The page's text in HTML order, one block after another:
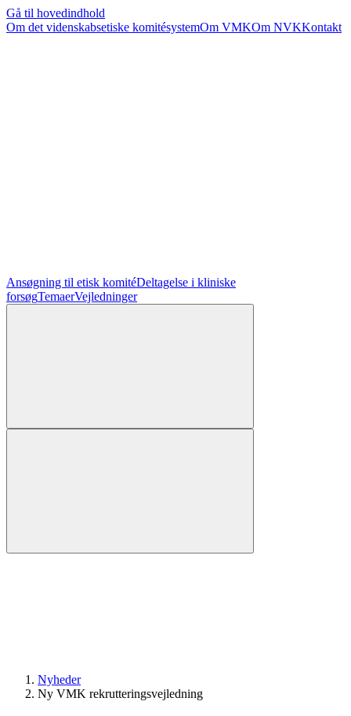
Gå til hovedindhold
Om det videnskabsetiske komitésystemOm VMKOm NVKKontakt
Ansøgning til etisk komitéDeltagelse i kliniske
forsøgTemaerVejledninger
Nyheder
Ny VMK rekrutteringsvejledning